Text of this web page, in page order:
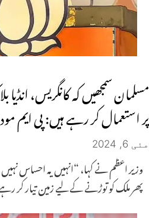
مسلمان سمجھیں کہ کانگریس،
پر استعمال کر رہے ہیں: پی ایم
مئی 6, 2024
وزیر اعظم نے کہا، “انہیں یہ احساس
پھر ملک کو توڑنے کے لیے زمین تیار کر